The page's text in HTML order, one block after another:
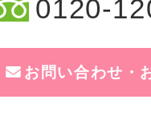
0120-
お問い合わせ・